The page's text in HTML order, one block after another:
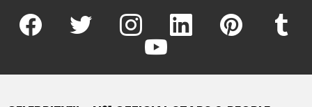
facebook twitter instagram linkedin pinterest
youtube